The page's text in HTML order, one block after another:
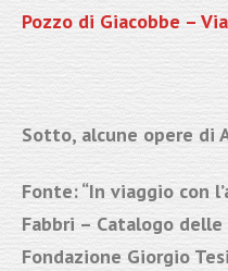
Pozzo di Giacobbe –
Sotto, alcune opere di
Fonte: “In viaggio con
Fabbri – Catalogo
Fondazione Giorgio